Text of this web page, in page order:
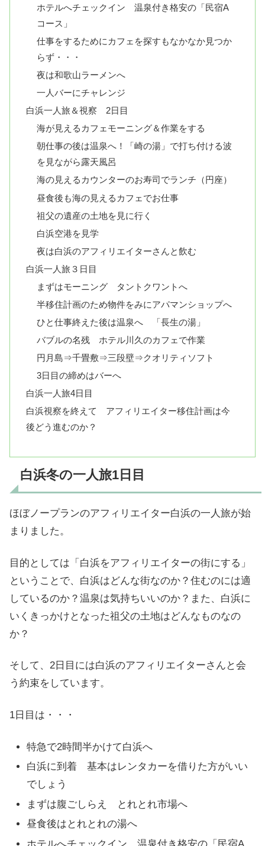
ホテルへチェックイン 温泉付き格安の「民宿A
コース」
仕事をするためにカフェを探すもなかなか見つか
らず・・・
夜は和歌山ラーメンへ
一人バーにチャレンジ
白浜一人旅＆視察 2日目
海が見えるカフェモーニング＆作業をする
朝仕事の後は温泉へ！「崎の湯」で打ち付ける波
を見ながら露天風呂
海の見えるカウンターのお寿司でランチ（円座）
昼食後も海の見えるカフェでお仕事
祖父の遺産の土地を見に行く
白浜空港を見学
夜は白浜のアフィリエイターさんと飲む
白浜一人旅３日目
まずはモーニング タントクワントへ
半移住計画のため物件をみにアパマンショップへ
ひと仕事終えた後は温泉へ 「長生の湯」
バブルの名残 ホテル川久のカフェで作業
円月島⇒千畳敷⇒三段壁⇒クオリティソフト
3日目の締めはバーへ
白浜一人旅4日目
白浜視察を終えて アフィリエイター移住計画は今
後どう進むのか？
白浜冬の一人旅1日目
ほぼノープランのアフィリエイター白浜の一人旅が始
まりました。
目的としては「白浜をアフィリエイターの街にする」
ということで、白浜はどんな街なのか？住むのには適
しているのか？温泉は気持ちいいのか？また、白浜に
いくきっかけとなった祖父の土地はどんなものなの
か？
そして、2日目には白浜のアフィリエイターさんと会
う約束をしています。
1日目は・・・
特急で2時間半かけて白浜へ
白浜に到着 基本はレンタカーを借りた方がいい
でしょう
まずは腹ごしらえ とれとれ市場へ
昼食後はとれとれの湯へ
ホテルへチェックイン 温泉付き格安の「民宿A